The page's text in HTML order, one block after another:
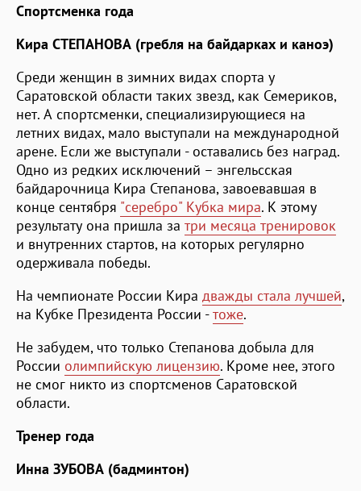
Спортсменка года
Кира СТЕПАНОВА (гребля на байдарках и каноэ)
Среди женщин в зимних видах спорта у
Саратовской области таких звезд, как Семериков,
нет. А спортсменки, специализирующиеся на
летних видах, мало выступали на международной
арене. Если же выступали - оставались без наград.
Одно из редких исключений – энгельсская
байдарочница Кира Степанова, завоевавшая в
конце сентября "серебро" Кубка мира. К этому
результату она пришла за три месяца тренировок
и внутренних стартов, на которых регулярно
одерживала победы.
На чемпионате России Кира дважды стала лучшей,
на Кубке Президента России -тоже.
Не забудем, что только Степанова добыла для
России олимпийскую лицензию. Кроме нее, этого
не смог никто из спортсменов Саратовской
области.
Тренер года
Инна ЗУБОВА (бадминтон)